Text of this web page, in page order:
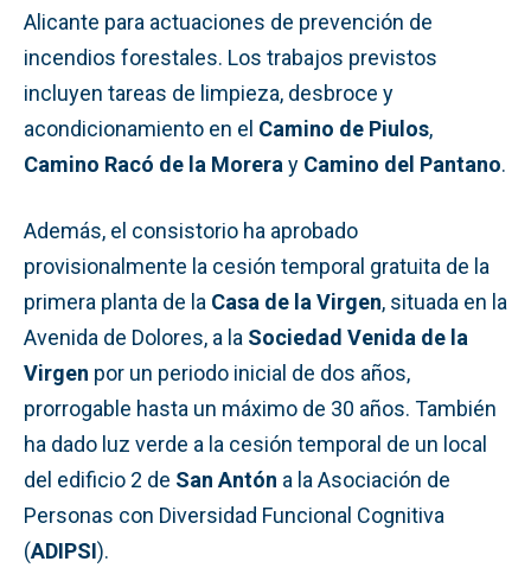
Alicante para actuaciones de prevención de
incendios forestales. Los trabajos previstos
incluyen tareas de limpieza, desbroce y
acondicionamiento en el Camino de Piulos,
Camino Racó de la Morera y Camino del Pantano.
Además, el consistorio ha aprobado
provisionalmente la cesión temporal gratuita de la
primera planta de la Casa de la Virgen, situada en la
Avenida de Dolores, a la Sociedad Venida de la
Virgen por un periodo inicial de dos años,
prorrogable hasta un máximo de 30 años. También
ha dado luz verde a la cesión temporal de un local
del edificio 2 de San Antón a la Asociación de
Personas con Diversidad Funcional Cognitiva
(ADIPSI).